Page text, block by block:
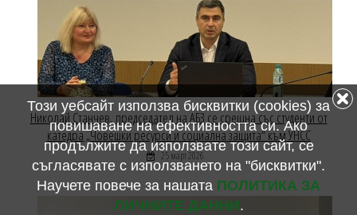
Николай Станчев, председател на АБЗ се срещна със студенти от
катедра „Човешки ресурси и социална защита“ към УНСС
25 март 2026
Този уебсайт използва бисквитки (cookies) за
повишаване на ефективността си. Ако
продължите да използвате този сайт, се
съгласявате с използването на "бисквитки".
Научете повече за нашата ПОЛИТИКА ЗА
ЛИЧНИТЕ ДАННИ.